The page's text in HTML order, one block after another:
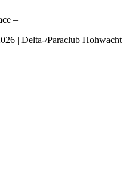
–
| Delta-/Paraclub Hohwacht